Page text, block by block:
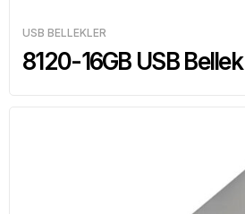
USB BELLEKLER
8120-16GB USB Bellek